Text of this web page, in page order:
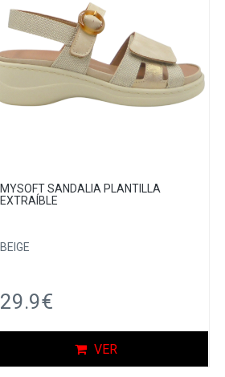
MYSOFT SANDALIA PLANTILLA
EXTRAÍBLE
BEIGE
29.9€
VER